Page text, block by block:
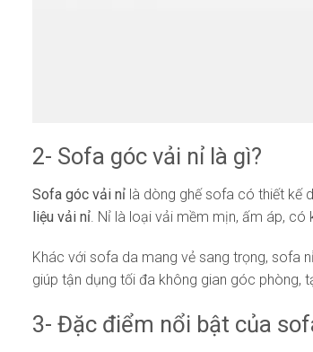
2- Sofa góc vải nỉ là gì?
Sofa góc vải nỉ là dòng ghế sofa có thiết kế
liệu vải nỉ . Nỉ là loại vải mềm mịn, ấm áp,
Khác với sofa da mang vẻ sang trọng, sofa
giúp tận dụng tối đa không gian góc phòng,
3- Đặc điểm nổi bật của